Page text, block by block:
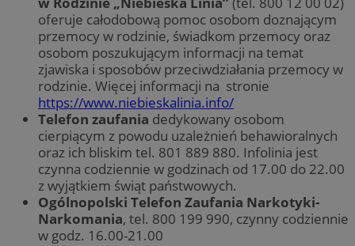
oferuje całodobową pomoc osobom doznającym
przemocy w rodzinie, świadkom przemocy oraz
osobom poszukującym informacji na temat
zjawiska i sposobów przeciwdziałania przemocy w
rodzinie. Więcej informacji na stronie
https://www.niebieskalinia.info/
Telefon zaufania dedykowany osobom
cierpiącym z powodu uzależnień behawioralnych
oraz ich bliskim tel. 801 889 880. Infolinia jest
czynna codziennie w godzinach od 17.00 do 22.00
z wyjątkiem świąt państwowych.
Ogólnopolski Telefon Zaufania Narkotyki-
Narkomania, tel. 800 199 990, czynny codziennie
w godz. 16.00-21.00